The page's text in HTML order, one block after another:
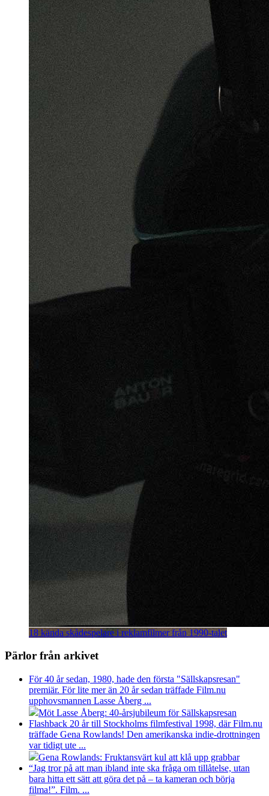
18 kända skådespelare i reklamfilmer från 1990-talet
Pärlor från arkivet
För 40 år sedan, 1980, hade den första "Sällskapsresan"
premiär. För lite mer än 20 år sedan träffade Film.nu
upphovsmannen Lasse Åberg ...
Möt Lasse Åberg: 40-årsjubileum för Sällskapsresan
Flashback 20 år till Stockholms filmfestival 1998, där Film.nu
träffade Gena Rowlands! Den amerikanska indie-drottningen
var tidigt ute ...
Gena Rowlands: Fruktansvärt kul att klå upp grabbar
“Jag tror på att man ibland inte ska fråga om tillåtelse, utan
bara hitta ett sätt att göra det på – ta kameran och börja
filma!”. Film. ...